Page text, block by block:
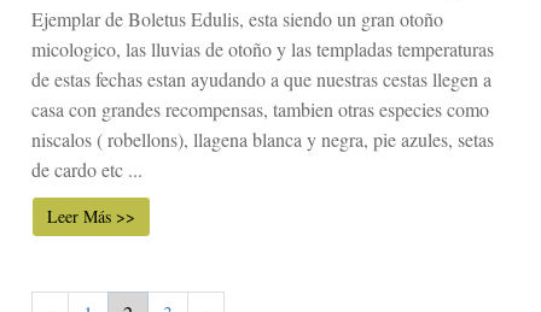
Ejemplar de Boletus Edulis, esta siendo un gran otoño
micologico, las lluvias de otoño y las templadas temperaturas
de estas fechas estan ayudando a que nuestras cestas llegen a
casa con grandes recompensas, tambien otras especies como
niscalos ( robellons), llagena blanca y negra, pie azules, setas
de cardo etc ...
Leer Más >>